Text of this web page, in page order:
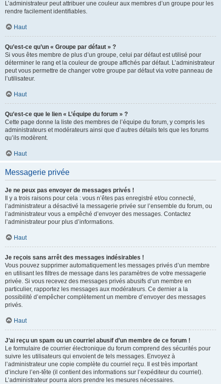
L’administrateur peut attribuer une couleur aux membres d’un groupe pour les
rendre facilement identifiables.
Haut
Qu’est-ce qu’un « Groupe par défaut » ?
Si vous êtes membre de plus d’un groupe, celui par défaut est utilisé pour
déterminer le rang et la couleur de groupe affichés par défaut. L’administrateur
peut vous permettre de changer votre groupe par défaut via votre panneau de
l’utilisateur.
Haut
Qu’est-ce que le lien « L’équipe du forum » ?
Cette page donne la liste des membres de l’équipe du forum, y compris les
administrateurs et modérateurs ainsi que d’autres détails tels que les forums
qu’ils modèrent.
Haut
Messagerie privée
Je ne peux pas envoyer de messages privés !
Il y a trois raisons pour cela : vous n’êtes pas enregistré et/ou connecté,
l’administrateur a désactivé la messagerie privée sur l’ensemble du forum, ou
l’administrateur vous a empêché d’envoyer des messages. Contactez
l’administrateur pour plus d’informations.
Haut
Je reçois sans arrêt des messages indésirables !
Vous pouvez supprimer automatiquement les messages privés d’un membre
en utilisant les filtres de message dans les paramètres de votre messagerie
privée. Si vous recevez des messages privés abusifs d’un membre en
particulier, rapportez les messages aux modérateurs. Ce dernier a la
possibilité d’empêcher complètement un membre d’envoyer des messages
privés.
Haut
J’ai reçu un spam ou un courriel abusif d’un membre de ce forum !
Le formulaire de courrier électronique du forum comprend des sécurités pour
suivre les utilisateurs qui envoient de tels messages. Envoyez à
l’administrateur une copie complète du courriel reçu. Il est très important
d’inclure l’en-tête (il contient des informations sur l’expéditeur du courriel).
L’administrateur pourra alors prendre les mesures nécessaires.